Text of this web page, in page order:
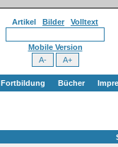
Artikel Bilder Volltext
Mobile Version
Fortbildung Bücher